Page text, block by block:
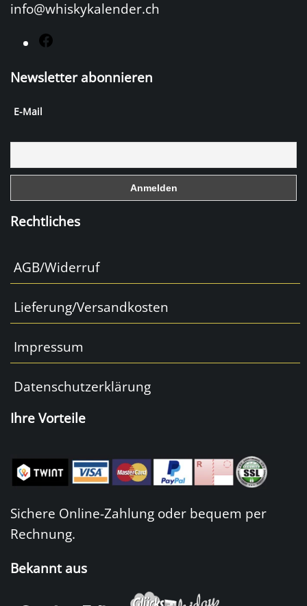
info@whiskykalender.ch
c
o
o
Newsletter abonnieren
E-Mail
Rechtliches
AGB/Widerruf
Lieferung/Versandkosten
Impressum
Datenschutzerklärung
Ihre Vorteile
Sichere Online-Zahlung oder bequem per
Rechnung.
Bekannt aus